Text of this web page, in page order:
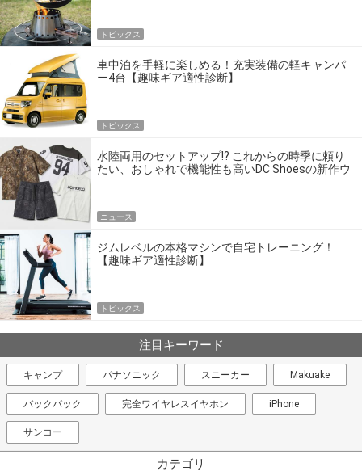
トピックス
車中泊を手軽に楽しめる！充実装備の軽キャンパ
ー4台【趣味ギア適性診断】
トピックス
水陸両用のセットアップ!? これからの時季に頼り
たい、おしゃれで機能性も高いDC Shoesの新作ウ
ニュース
ジムレベルの本格マシンで自宅トレーニング！
【趣味ギア適性診断】
トピックス
注目キーワード
キャンプ パナソニック スニーカー Makuake
バックパック 完全ワイヤレスイヤホン iPhone
サンコー
カテゴリ